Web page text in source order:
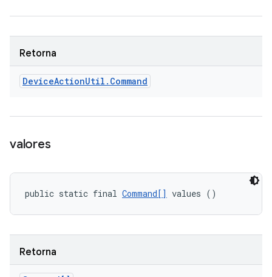
Retorna
DeviceActionUtil . Command
valores
public static final Command[] values ()
Retorna